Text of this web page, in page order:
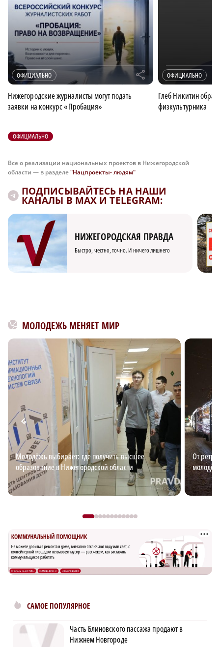
ОФИЦИАЛЬНО r
Нижегородские журналисты могут подать
заявки на конкурс «Пробация»
ОФИЦИАЛЬНО
Глеб Никитин
физкультурника
ОФИЦИАЛЬНО
Все о реализации национальных проектов в Нижегородской
области — в разделе"Нацпроекты- людям"
ПОДПИСЫВАЙТЕСЬ НА НАШИ
КАНАЛЫ В MAX И TELEGRAM:
НИЖЕГОРОДСКАЯ ПРАВДА
Быстро, честно, точно. И ничего лишнего
МОЛОДЕЖЬ МЕНЯЕТ МИР
Молодёжь выбирает: где получить высшее
образование в Нижегородской области
От
САМОЕ ПОПУЛЯРНОЕ
Часть Блиновского пассажа продают в
Нижнем Новгороде